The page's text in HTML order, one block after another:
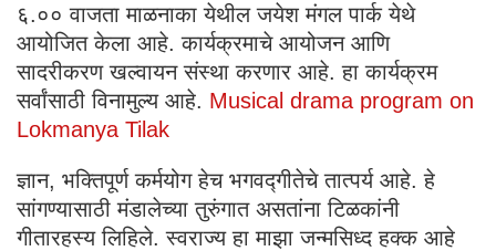
६.०० वाजता माळनाका येथील जयेश मंगल पार्क येथे
आयोजित केला आहे. कार्यक्रमाचे आयोजन आणि
सादरीकरण खल्वायन संस्था करणार आहे. हा कार्यक्रम
सर्वांसाठी विनामुल्य आहे. Musical drama program on
Lokmanya Tilak
ज्ञान, भक्तिपूर्ण कर्मयोग हेच भगवद्गीतेचे तात्पर्य आहे. हे
सांगण्यासाठी मंडालेच्या तुरुंगात असतांना टिळकांनी
गीतारहस्य लिहिले. स्वराज्य हा माझा जन्मसिध्द हक्क आहे